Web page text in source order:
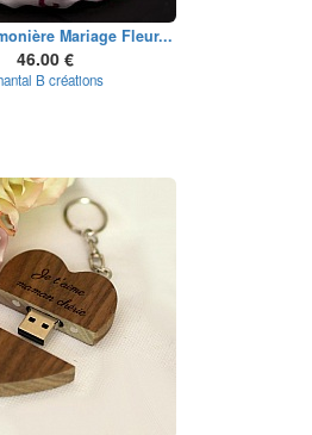
Mariage Fleur...
46.00 €
B créations